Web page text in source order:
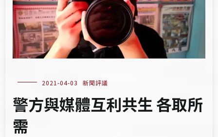
2021-04-03 新聞評議
警方與媒體互利共生 各取所
需